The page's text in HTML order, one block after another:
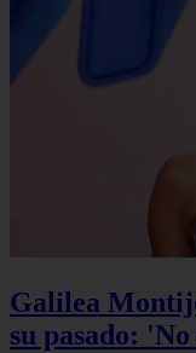
Galilea
su pasado: